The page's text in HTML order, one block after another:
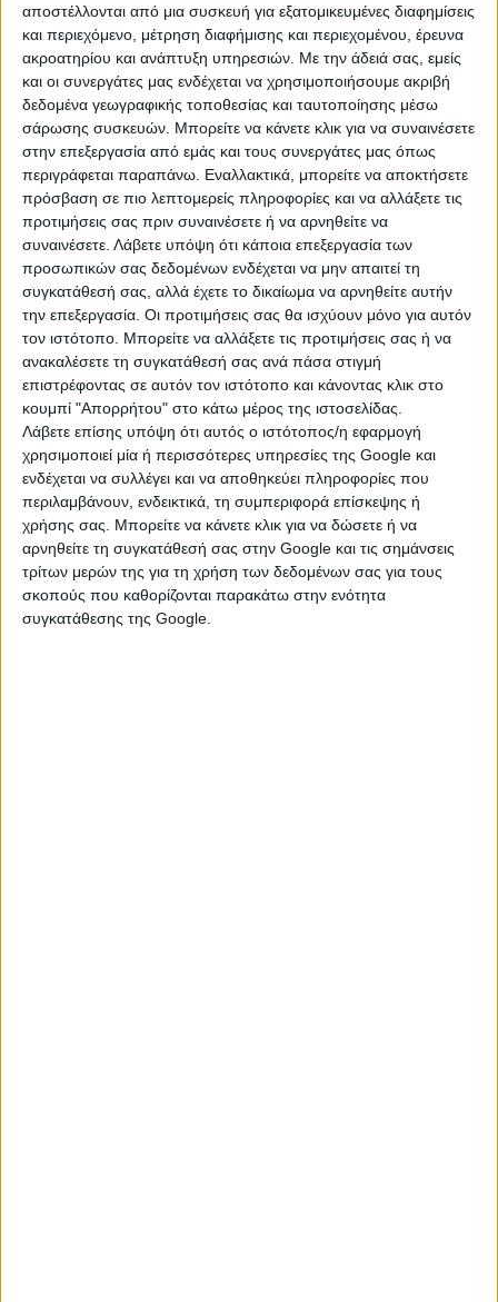
αποστέλλονται από μια συσκευή για εξατομικευμένες διαφημίσεις
και περιεχόμενο, μέτρηση διαφήμισης και περιεχομένου, έρευνα
ακροατηρίου και ανάπτυξη υπηρεσιών. Με την άδειά σας, εμείς
και οι συνεργάτες μας ενδέχεται να χρησιμοποιήσουμε ακριβή
δεδομένα γεωγραφικής τοποθεσίας και ταυτοποίησης μέσω
σάρωσης συσκευών. Μπορείτε να κάνετε κλικ για να συναινέσετε
στην επεξεργασία από εμάς και τους συνεργάτες μας όπως
περιγράφεται παραπάνω. Εναλλακτικά, μπορείτε να αποκτήσετε
πρόσβαση σε πιο λεπτομερείς πληροφορίες και να αλλάξετε τις
προτιμήσεις σας πριν συναινέσετε ή να αρνηθείτε να
συναινέσετε. Λάβετε υπόψη ότι κάποια επεξεργασία των
προσωπικών σας δεδομένων ενδέχεται να μην απαιτεί τη
συγκατάθεσή σας, αλλά έχετε το δικαίωμα να αρνηθείτε αυτήν
την επεξεργασία. Οι προτιμήσεις σας θα ισχύουν μόνο για αυτόν
τον ιστότοπο. Μπορείτε να αλλάξετε τις προτιμήσεις σας ή να
ανακαλέσετε τη συγκατάθεσή σας ανά πάσα στιγμή
επιστρέφοντας σε αυτόν τον ιστότοπο και κάνοντας κλικ στο
κουμπί "Απορρήτου" στο κάτω μέρος της ιστοσελίδας.
Λάβετε επίσης υπόψη ότι αυτός ο ιστότοπος/η εφαρμογή
χρησιμοποιεί μία ή περισσότερες υπηρεσίες της Google και
ενδέχεται να συλλέγει και να αποθηκεύει πληροφορίες που
περιλαμβάνουν, ενδεικτικά, τη συμπεριφορά επίσκεψης ή
χρήσης σας. Μπορείτε να κάνετε κλικ για να δώσετε ή να
αρνηθείτε τη συγκατάθεσή σας στην Google και τις σημάνσεις
τρίτων μερών της για τη χρήση των δεδομένων σας για τους
σκοπούς που καθορίζονται παρακάτω στην ενότητα
συγκατάθεσης της Google.
Στο εδώλιο κάθισαν ο πρώην αντιδήμαρχος
Θεσσαλονίκης, Σωκράτης Δημητριάδης και ο νυν
αντιδήμαρχος Πυλαίας Χορτιάτη, Ιωάννης Καρτάλης,
οι οποίοι κατηγορούνται για ανθρωποκτονία από
αμέλεια αλλά και σωματική βλάβη από αμέλεια και τα
δύο αδικήματα δια παραλείψεως, πρώτα για τον
θάνατο του 65χρονου αλλά και για τον τραυματισμό
ενός 82χρονου, μία ώρα μετά, από επιθέσεις της ίδιας
αγέλης σκύλων στο ίδιο σημείο.
Στις απολογίες τους και οι δύο αρνήθηκαν τις
κατηγορίες και μάλιστα ο ένας επέρριψε τις ευθύνες
στον άλλο δήμο και συγκεκριμένα ο κ. Δημητριάδης
είπε ότι ποτέ ο Δήμος Θεσσαλονίκης δε δέχτηκε
καταγγελίες για τη συγκεκριμένη αγέλη σκύλων, είτε
για δράση είτε για επιθέσεις, και ότι η επίθεση έγινε
στα όρια του Δήμου Πυλαίας Χορτιάτη.
Με τη σειρά του, ο κ.Καρτάλης είπε ότι τα δύο
περιστατικά, αυτά του θανάτου του 65χρονου αλλά
και του τραυματισμού του 82χρονου, έγιναν στα όρια
του Δήμου Θεσσαλονίκης, κοντά βέβαια στα όρια με
τον Δήμο Πυλαίας-Χορτιάτη και υποστήριξε ότι μόλις
είχαν πληροφορηθεί τη δράση αυτής της αγέλης και